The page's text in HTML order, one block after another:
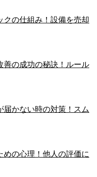
クの仕組み！設備を売却
善の成功の秘訣！ルール
届かない時の対策！スム
めの心理！他人の評価に